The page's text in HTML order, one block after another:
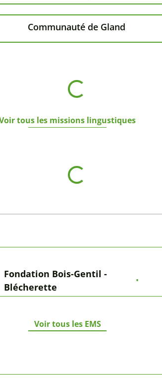
Paroisse de Bex
Communauté de Chexbres – Puidoux –
Rivaz – St-Saphorin
Missione italiana Lausanne
Voir tous les missions lingustiques